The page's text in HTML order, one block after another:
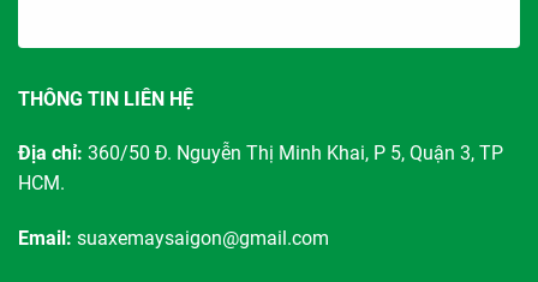
THÔNG TIN LIÊN HỆ
Địa chỉ: 360/50 Đ. Nguyễn Thị Minh Khai, P 5, Quận 3, TP
HCM.
Email: suaxemaysaigon@gmail.com